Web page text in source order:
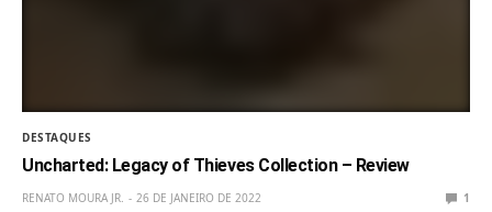
DESTAQUES
Uncharted: Legacy of Thieves Collection – Review
RENATO MOURA JR. 26 DE JANEIRO DE 2022 1